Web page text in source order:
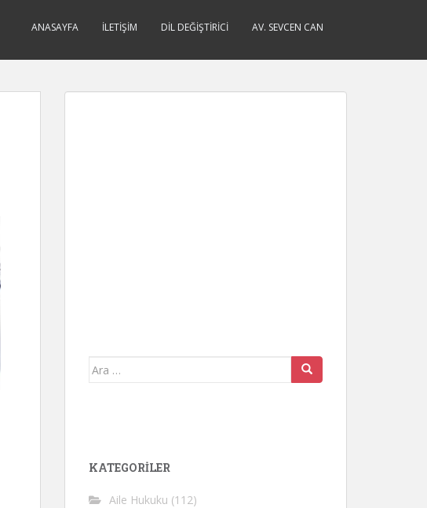
ANASAYFA İLETIŞIM DIL DEĞIŞTIRICI AV. SEVCEN CAN
Arama
KATEGORİLER
Aile Hukuku (112)